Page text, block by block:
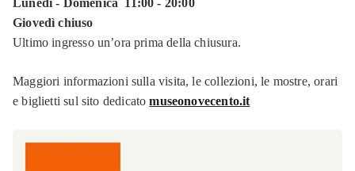
Giovedì chiuso
Ultimo ingresso un’ora prima della chiusura.
Maggiori informazioni sulla visita, le collezioni, le mostre, orari
e biglietti sul sito dedicatomuseonovecento.it